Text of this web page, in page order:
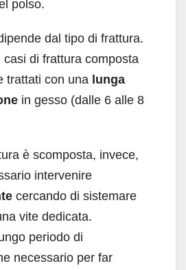
polso.
dal tipo di frattura.
casi di frattura composta
trattati con una lunga
in gesso (dalle 6 alle 8
è scomposta, invece,
intervenire
cercando di sistemare
vite dedicata.
periodo di
necessario per far